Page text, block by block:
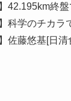
】42.195km終
】科学のチカラ
】佐藤悠基[日